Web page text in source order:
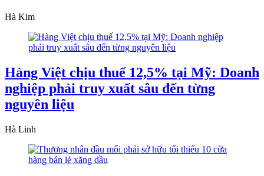
Hà Kim
Hàng Việt chịu thuế 12,5% tại Mỹ: Doanh
nghiệp phải truy xuất sâu đến từng
nguyên liệu
Hà Linh